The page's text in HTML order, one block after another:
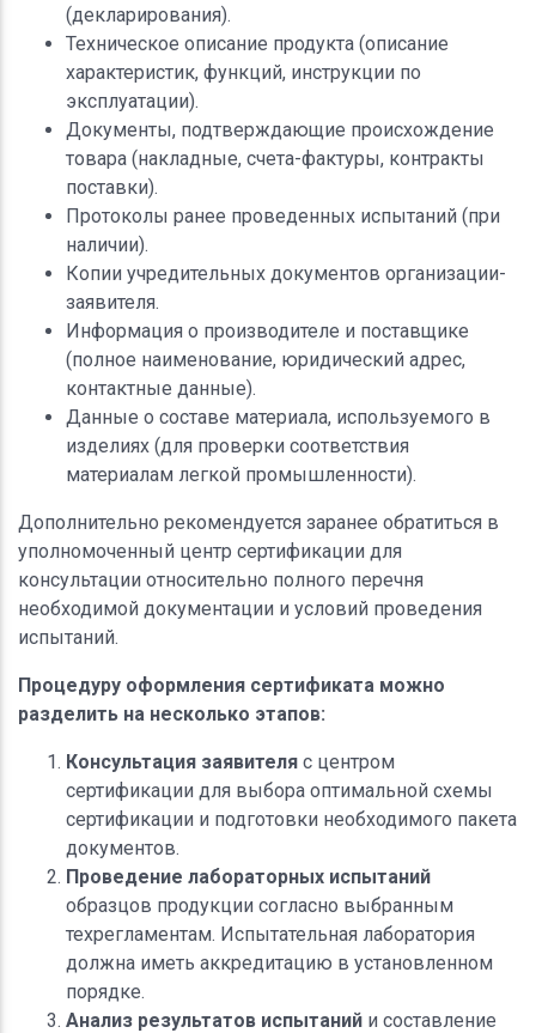
(декларирования).
Техническое описание продукта (описание
характеристик, функций, инструкции по
эксплуатации).
Документы, подтверждающие происхождение
товара (накладные, счета-фактуры, контракты
поставки).
Протоколы ранее проведенных испытаний (при
наличии).
Копии учредительных документов организации-
заявителя.
Информация о производителе и поставщике
(полное наименование, юридический адрес,
контактные данные).
Данные о составе материала, используемого в
изделиях (для проверки соответствия
материалам легкой промышленности).
Дополнительно рекомендуется заранее обратиться в
уполномоченный центр сертификации для
консультации относительно полного перечня
необходимой документации и условий проведения
испытаний.
Процедуру оформления сертификата можно
разделить на несколько этапов:
Консультация заявителя с центром
сертификации для выбора оптимальной схемы
сертификации и подготовки необходимого пакета
документов.
Проведение лабораторных испытаний
образцов продукции согласно выбранным
техрегламентам. Испытательная лаборатория
должна иметь аккредитацию в установленном
порядке.
Анализ результатов испытаний и составление